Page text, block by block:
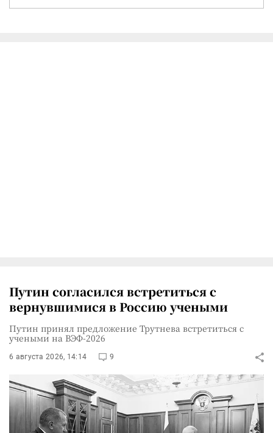
Путин согласился встретиться с
вернувшимися в Россию учеными
Путин принял предложение Трутнева встретиться с
учеными на ВЭФ-2026
6 августа 2026, 14:14 9